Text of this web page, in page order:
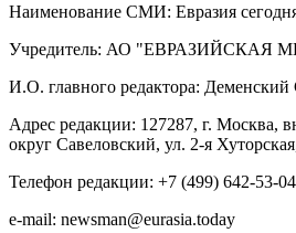
Наименование СМИ: Евразия
Учредитель: АО "ЕВРАЗИЙСКАЯ
И.О. главного редактора:
Адрес редакции: 127287, г. Москва,
округ Савеловский, ул. 2-я
Телефон редакции: +7 (499) 642-53-04
e-mail: newsman@eurasia.today